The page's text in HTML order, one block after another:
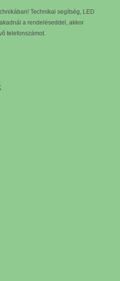
Technikai segítség, LED
a rendeléseddel, akkor
telefonszámot.